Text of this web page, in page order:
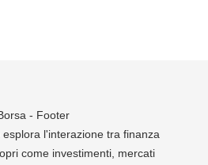
esplora l'interazione tra finanza
come investimenti, mercati